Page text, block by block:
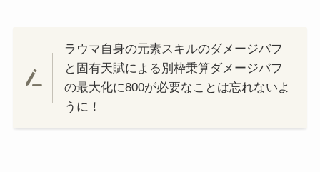
ラウマ自身の元素スキルのダメージバフ
と固有天賦による別枠乗算ダメージバフ
の最大化に800が必要なことは忘れないよ
うに！